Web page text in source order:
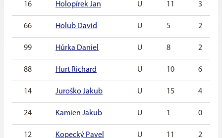
16 Holopírek Jan U 11 3
66 Holub David U 5 2
99 Hůrka Daniel U 8 2
88 Hurt Richard U 10 6
14 Juroško Jakub U 15 4
24 Kamien Jakub U 1 0
12 Kopecký Pavel U 11 2